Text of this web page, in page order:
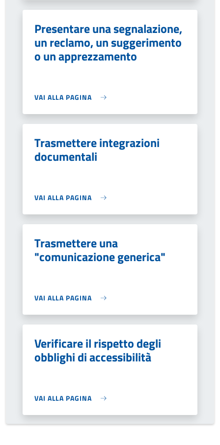
Presentare una segnalazione,
un reclamo, un suggerimento
o un apprezzamento
VAI ALLA PAGINA
Trasmettere integrazioni
documentali
VAI ALLA PAGINA
Trasmettere una
"comunicazione generica"
VAI ALLA PAGINA
Verificare il rispetto degli
obblighi di accessibilità
VAI ALLA PAGINA